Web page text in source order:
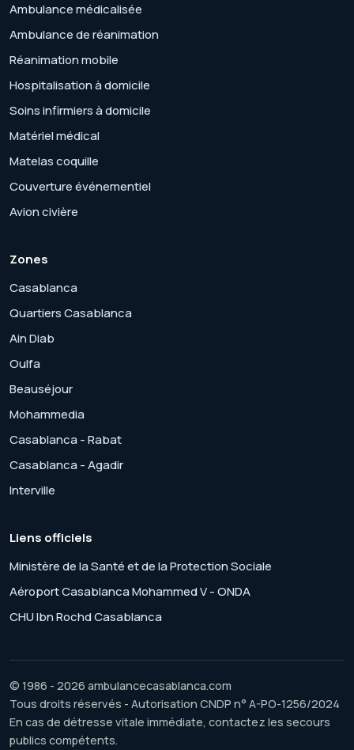
Ambulance médicalisée
Ambulance de réanimation
Réanimation mobile
Hospitalisation à domicile
Soins infirmiers à domicile
Matériel médical
Matelas coquille
Couverture événementiel
Avion civière
Zones
Casablanca
Quartiers Casablanca
Ain Diab
Oulfa
Beauséjour
Mohammedia
Casablanca - Rabat
Casablanca - Agadir
Interville
Liens officiels
Ministère de la Santé et de la Protection Sociale
Aéroport Casablanca Mohammed V - ONDA
CHU Ibn Rochd Casablanca
© 1986 - 2026 ambulancecasablanca.com
Tous droits réservés - Autorisation CNDP n° A-PO-1256/2024
En cas de détresse vitale immédiate, contactez les secours
publics compétents.